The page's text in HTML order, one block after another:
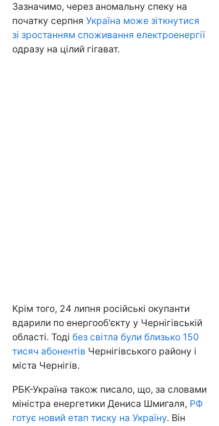
Зазначимо, через аномальну спеку на
початку серпня Україна може зіткнутися
зі зростанням споживання електроенергії
одразу на цілий гігават.
Крім того, 24 липня російські окупанти
вдарили по енергооб'єкту у Чернігівській
області. Тоді без світла були близько 150
тисяч абонентів Чернігівського району і
міста Чернігів.
РБК-Україна також писало, що, за словами
міністра енергетики Дениса Шмигаля, РФ
готує новий етап тиску на Україну. Він